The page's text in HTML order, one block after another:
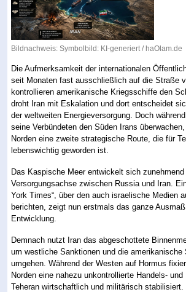
Bildnachweis: Symbolbild: KI-generiert / haOlam.de
Die Aufmerksamkeit der internationalen
seit Monaten fast ausschließlich auf die Straße
kontrollieren amerikanische Kriegsschiffe den
droht Iran mit Eskalation und dort entscheidet
der weltweiten Energieversorgung. Doch
seine Verbündeten den Süden Irans
Norden eine zweite strategische Route, die für
lebenswichtig geworden ist.
Das Kaspische Meer entwickelt sich
Versorgungsachse zwischen Russia und Iran.
York Times“, über den auch israelische Medien
berichten, zeigt nun erstmals das ganze
Entwicklung.
Demnach nutzt Iran das abgeschottete
um westliche Sanktionen und die amerikanische
umgehen. Während der Westen auf Hormus
Norden eine nahezu unkontrollierte Handels-
Teheran wirtschaftlich und militärisch stabilisiert.